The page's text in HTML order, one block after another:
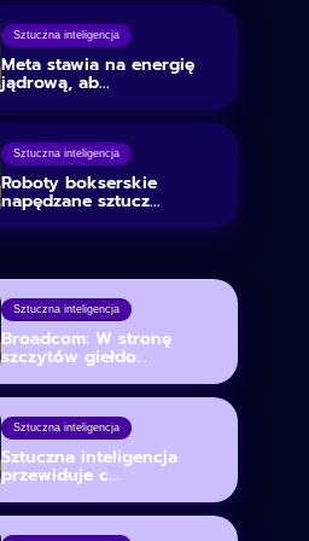
Sztuczna inteligencja
Meta stawia na energię
jądrową, ab...
Sztuczna inteligencja
Roboty bokserskie
napędzane sztucz...
Sztuczna inteligencja
Broadcom: W stronę
szczytów giełdo...
Sztuczna inteligencja
Sztuczna inteligencja
przewiduje c...